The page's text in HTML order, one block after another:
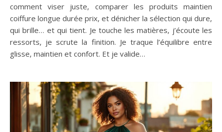
comment viser juste, comparer les produits maintien
coiffure longue durée prix, et dénicher la sélection qui dure,
qui brille… et qui tient. Je touche les matières, j’écoute les
ressorts, je scrute la finition. Je traque l’équilibre entre
glisse, maintien et confort. Et je valide…